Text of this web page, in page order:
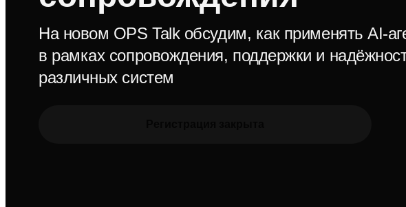
На новом OPS Talk обсудим, как применять AI-
в рамках сопровождения, поддержки и
различных систем